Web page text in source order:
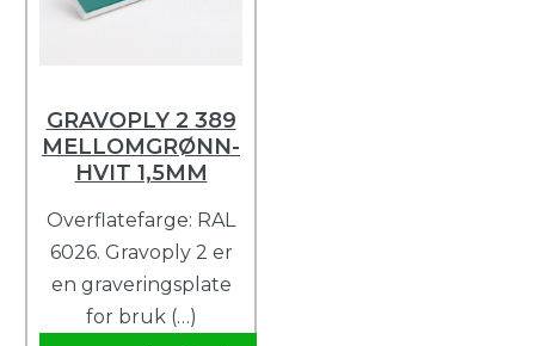
GRAVOPLY 2 389
MELLOMGRØNN-
HVIT 1,5MM
Overflatefarge: RAL
6026. Gravoply 2 er
en graveringsplate
for bruk (…)